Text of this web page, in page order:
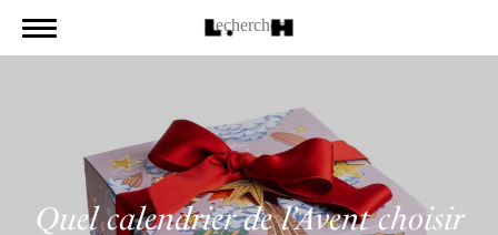
Quel calendrier de l’Avent choisir